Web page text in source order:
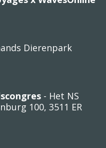
Dierenpark
- Het NS
100, 3511 ER